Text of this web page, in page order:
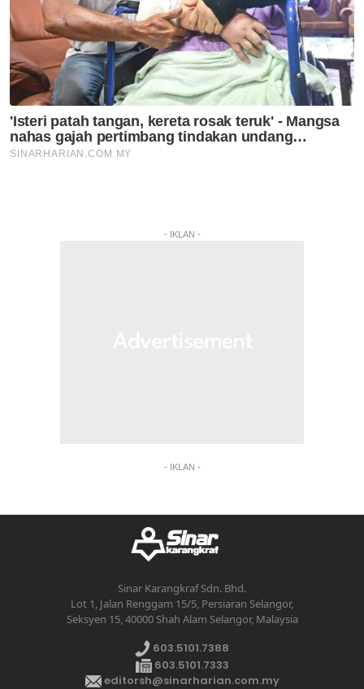
- IKLAN -
- IKLAN -
Sinar Karangkraf Sdn. Bhd.
Lot 1, Jalan Renggam 15/5, Persiaran Selangor,
Seksyen 15, 40000 Shah Alam Selangor, Malaysia
603.5101.7388
603.5101.7333
editorsh@sinarharian.com.my